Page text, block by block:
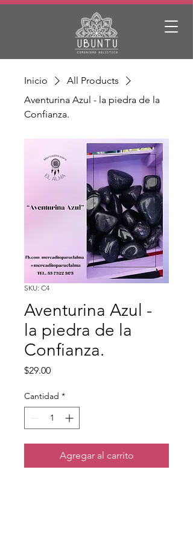
Inicio
All Products
Aventurina Azul - la piedra de la
Confianza.
SKU: C4
Aventurina Azul -
la piedra de la
Confianza.
$29.00Precio
Cantidad *
Agregar al carrito